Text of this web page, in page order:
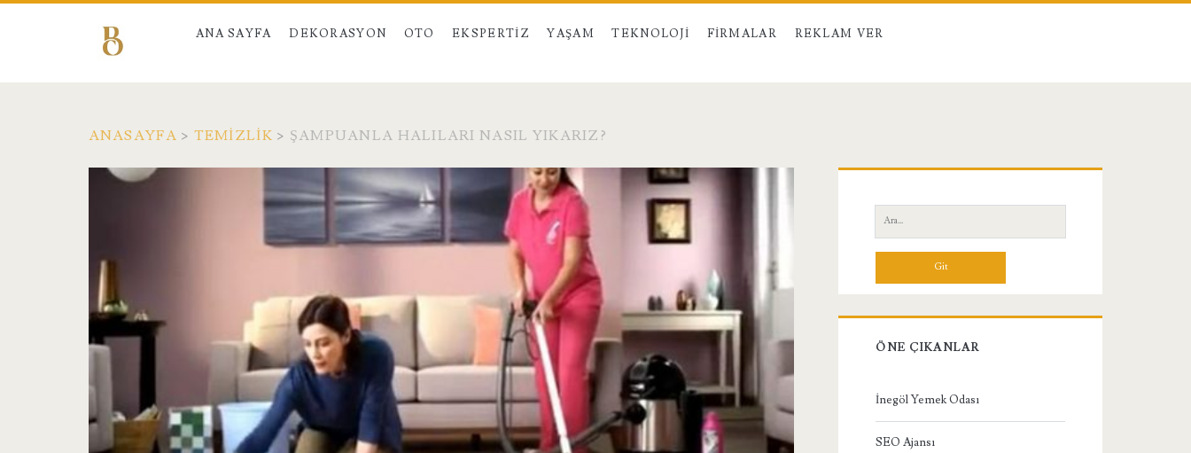
ANA SAYFA DEKORASYON OTO EKSPERTIZ YAŞAM TEKNOLOJI FIRMALAR REKLAM VER
ANASAYFA > TEMIZLIK > ŞAMPUANLA HALILARI NASIL YIKARIZ?
Yan
Menü
Ara:
ÖNE ÇIKANLAR
İnegöl Yemek Odası
SEO Ajansı